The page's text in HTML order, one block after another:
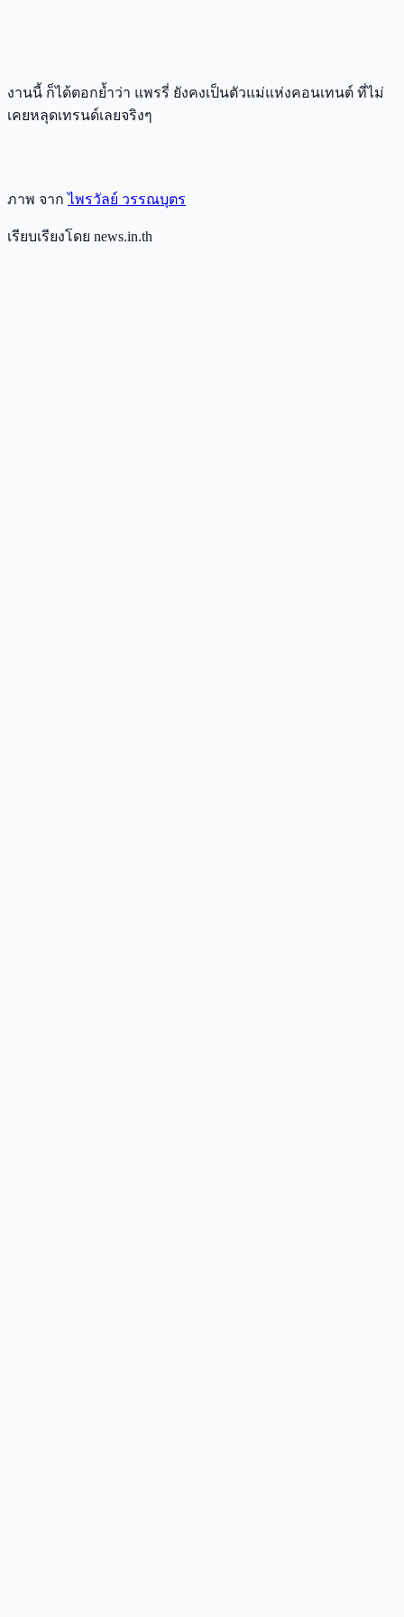
งานนี้ ก็ได้ตอกย้ำว่า แพรรี่ ยังคงเป็นตัวแม่แห่งคอนเทนต์ ที่ไม่
เคยหลุดเทรนด์เลยจริงๆ
ภาพ จากไพรวัลย์ วรรณบุตร
เรียบเรียงโดย news.in.th